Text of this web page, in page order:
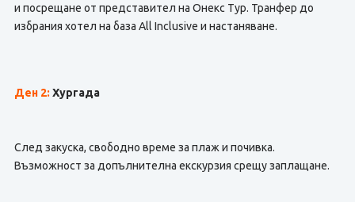
и посрещане от представител на Онекс Тур. Транфер до
избрания хотел на база All Inclusive и настаняване.
Ден 2: Хургада
След закуска, свободно време за плаж и почивка.
Възможност за допълнителна екскурзия срещу заплащане.